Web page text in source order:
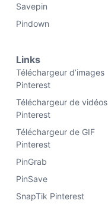
Savepin
Pindown
Links
Téléchargeur d’images
Pinterest
Téléchargeur de vidéos
Pinterest
Téléchargeur de GIF
Pinterest
PinGrab
PinSave
SnapTik Pinterest